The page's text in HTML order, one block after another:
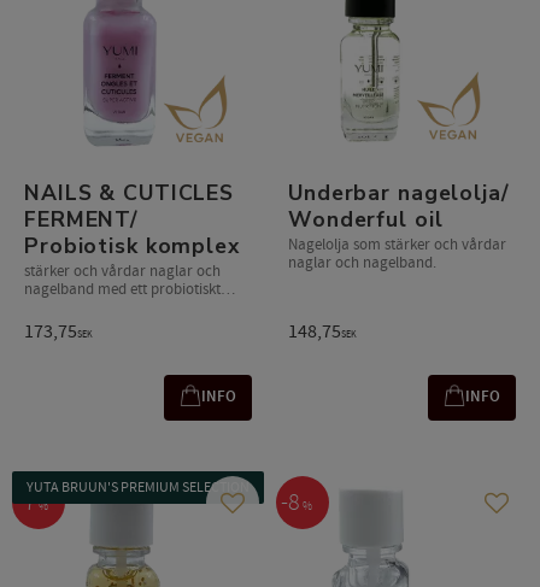
NAILS & CUTICLES
FERMENT/
Probiotisk komplex
stärker och vårdar naglar och
nagelband med ett probiotiskt
173,75SEK
INFO
Underbar nagelolja/
Wonderful oil
Nagelolja som stärker och vårdar
naglar och nagelband.
148,75SEK
INFO
7%
YUTA BRUUN'S PREMIUM SELECTION
Add to favorites
8 % Add